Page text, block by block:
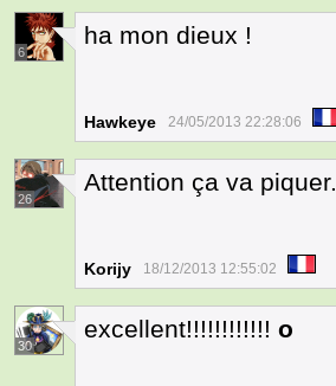
6
ha mon dieux !
Hawkeye 24/05/2013 22:28:06
26
Attention ça va piquer.
Korijy 18/12/2013 12:55:02
30
excellent!!!!!!!!!!!! o